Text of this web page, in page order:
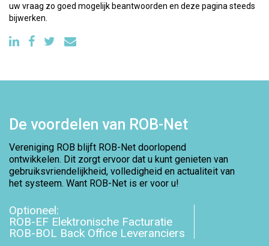
uw vraag zo goed mogelijk beantwoorden en deze pagina steeds
bijwerken.
De voordelen van ROB-Net
Vereniging ROB blijft ROB-Net doorlopend
ontwikkelen. Dit zorgt ervoor dat u kunt genieten van
gebruiksvriendelijkheid, volledigheid en actualiteit van
het systeem. Want ROB-Net is er voor u!
Optioneel:
ROB-EF Elektronische Facturatie
ROB-BOL Back Office Leveranciers